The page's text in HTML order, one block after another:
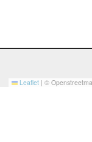
Leaflet | ©